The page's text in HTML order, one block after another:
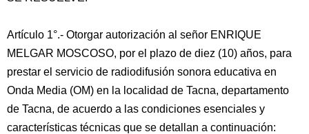
Artículo 1°.- Otorgar autorización al señor ENRIQUE
MELGAR MOSCOSO, por el plazo de diez (10) años, para
prestar el servicio de radiodifusión sonora educativa en
Onda Media (OM) en la localidad de Tacna, departamento
de Tacna, de acuerdo a las condiciones esenciales y
características técnicas que se detallan a continuación: